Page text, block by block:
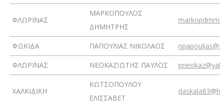
ΦΛΩΡΙΝΑΣ
ΜΑΡΚΟΠΟΥΛΟΣ
ΔΗΜΗΤΡΗΣ
ΦΩΚΙΔΑ ΠΑΠΟΥΛΙΑΣ ΝΙΚΟΛΑΟΣ
ΦΛΩΡΙΝΑΣ ΝΕΟΚΑΖΙΩΤΗΣ ΠΑΥΛΟΣ
ΧΑΛΚΙΔΙΚΗ
ΚΩΤΣΟΠΟΥΛΟΥ
ΕΛΙΣΣΑΒΕΤ